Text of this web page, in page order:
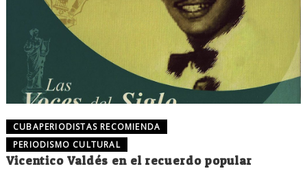
CUBAPERIODISTAS RECOMIENDA
PERIODISMO CULTURAL
Vicentico Valdés en el recuerdo popular